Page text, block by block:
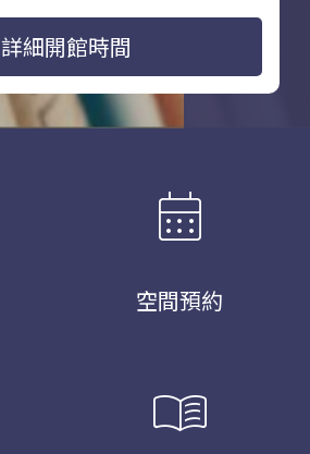
詳細開館時間
calendar_month
空間預約
menu_book